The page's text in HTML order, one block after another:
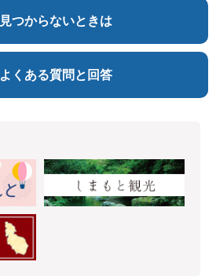
見つからないときは
よくある質問と回答